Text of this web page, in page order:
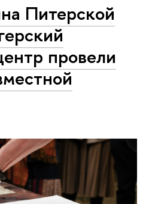
Питерской
провели